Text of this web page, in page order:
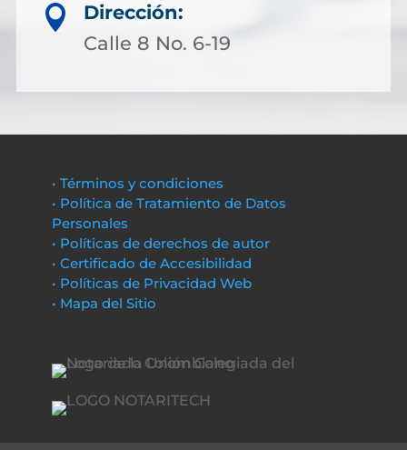

Dirección:
Calle 8 No. 6-19
• Términos y condiciones
• Política de Tratamiento de Datos
Personales
• Políticas de derechos de autor
• Certificado de Accesibilidad
• Políticas de Privacidad Web
• Mapa del Sitio